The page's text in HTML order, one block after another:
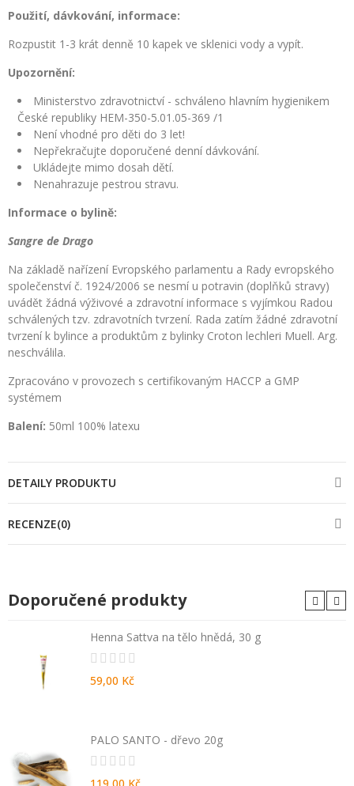
Použití, dávkování, informace:
Rozpustit 1-3 krát denně 10 kapek ve sklenici vody a vypít.
Upozornění:
Ministerstvo zdravotnictví - schváleno hlavním hygienikem
České republiky HEM-350-5.01.05-369 /1
Není vhodné pro děti do 3 let!
Nepřekračujte doporučené denní dávkování.
Ukládejte mimo dosah dětí.
Nenahrazuje pestrou stravu.
Informace o bylině:
Sangre de Drago
Na základě nařízení Evropského parlamentu a Rady evropského
společenství č. 1924/2006 se nesmí u potravin (doplňků stravy)
uvádět žádná výživové a zdravotní informace s vyjímkou Radou
schválených tzv. zdravotních tvrzení. Rada zatím žádné zdravotní
tvrzení k bylince a produktům z bylinky Croton lechleri Muell. Arg.
neschválila.
Zpracováno v provozech s certifikovaným HACCP a GMP
systémem
Balení: 50ml 100% latexu
DETAILY PRODUKTU
RECENZE(0)
Doporučené produkty
Henna Sattva na tělo hnědá, 30 g
59,00 Kč
PALO SANTO - dřevo 20g